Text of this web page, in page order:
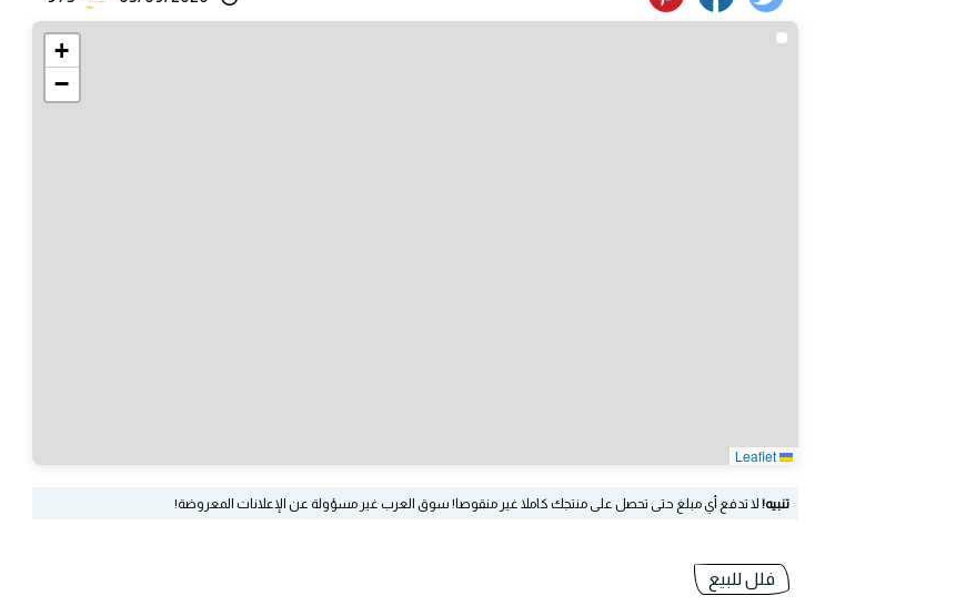
+
−
تنبيه! لا تدفع أي مبلغ حتى تحصل على منتجك كاملا غير منقوصا! سوق العرب غير مسؤولة عن الإعلانات المعروضة!
فلل للبيع